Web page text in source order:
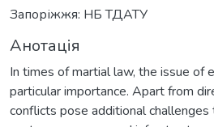
Запоріжжя: НБ ТДАТУ
Анотація
In times of martial law, the issue of
particular importance. Apart from
conflicts pose additional